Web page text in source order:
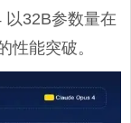
以32B参数量在
性能突破。